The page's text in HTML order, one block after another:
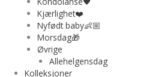
Kjærlighet❤️
Nyfødt baby👶🏼
Morsdag🎁
Øvrige
Allehelgensdag
Kolleksjoner